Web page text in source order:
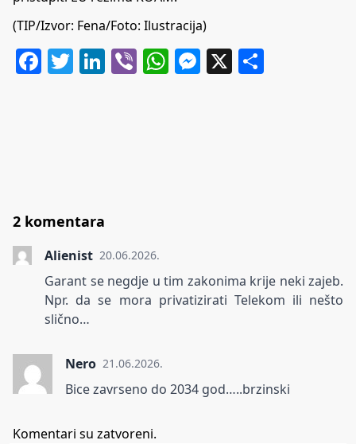
(TIP/Izvor: Fena/Foto: Ilustracija)
Facebook
Twitter
LinkedIn
ViberWhatsApp
Messenger
X
2 komentara
Alienist 20.06.2026.
Garant se negdje u tim zakonima krije neki zajeb.
Npr. da se mora privatizirati Telekom ili nešto
slično…
Nero 21.06.2026.
Bice zavrseno do 2034 god…..brzinski
Komentari su zatvoreni.